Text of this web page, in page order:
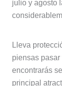
julio y agosto
Lleva
piensas
encontrarás
principal